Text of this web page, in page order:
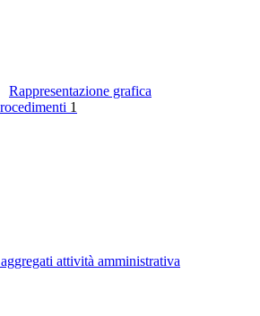
Rappresentazione grafica
1
attività amministrativa